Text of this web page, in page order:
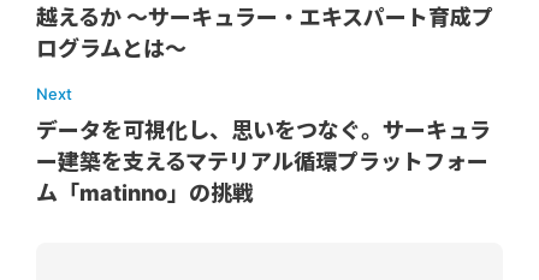
越えるか ～サーキュラー・エキスパート育成プ
ログラムとは～
Next
データを可視化し、思いをつなぐ。サーキュラ
ー建築を支えるマテリアル循環プラットフォー
ム「matinno」の挑戦